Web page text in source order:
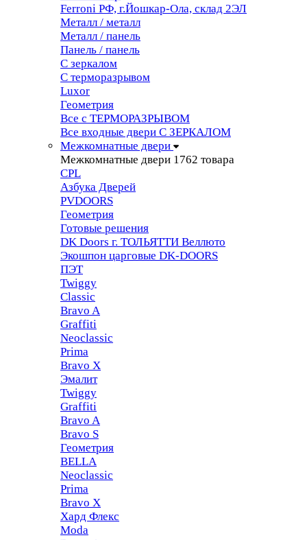
Ferroni РФ, г.Йошкар-Ола, склад 2ЭЛ
Металл / металл
Металл / панель
Панель / панель
С зеркалом
С терморазрывом
Luxor
Геометрия
Все с ТЕРМОРАЗРЫВОМ
Все входные двери С ЗЕРКАЛОМ
Межкомнатные двери
Межкомнатные двери 1762 товара
CPL
Азбука Дверей
PVDOORS
Геометрия
Готовые решения
DK Doors г. ТОЛЬЯТТИ Веллюто
Экошпон царговые DK-DOORS
ПЭТ
Twiggy
Classic
Bravo A
Graffiti
Neoclassic
Prima
Bravo X
Эмалит
Twiggy
Graffiti
Bravo A
Bravo S
Геометрия
BELLA
Neoclassic
Prima
Bravo X
Хард Флекс
Moda